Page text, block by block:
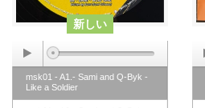
新しい
msk01 - A1.- Sami and Q-Byk -
Like a Soldier